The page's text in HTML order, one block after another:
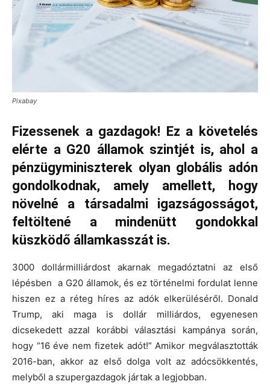
Pixabay
Fizessenek a gazdagok! Ez a követelés
elérte a G20 államok szintjét is, ahol a
pénzügyminiszterek olyan globális adón
gondolkodnak, amely amellett, hogy
növelné a társadalmi igazságosságot,
feltöltené a mindenütt gondokkal
küszködő államkasszát is.
3000 dollármilliárdost akarnak megadóztatni az első
lépésben a G20 államok, és ez történelmi fordulat lenne
hiszen ez a réteg híres az adók elkerüléséről. Donald
Trump, aki maga is dollár milliárdos, egyenesen
dicsekedett azzal korábbi választási kampánya során,
hogy “16 éve nem fizetek adót!” Amikor megválasztották
2016-ban, akkor az első dolga volt az adócsökkentés,
melyből a szupergazdagok jártak a legjobban.